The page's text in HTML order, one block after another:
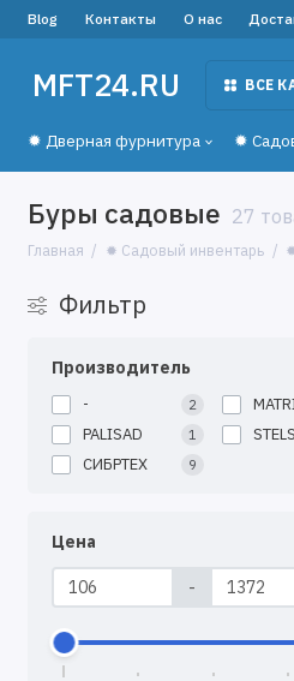
Blog Контакты О нас
MFT24.RU ВСЕ
✹ Дверная фурнитура ✹
Буры садовые 27
Главная ✹ Садовый инвентарь
Фильтр
Производитель
- 2
PALISAD 1 STELS
СИБРТЕХ 9
Цена
-